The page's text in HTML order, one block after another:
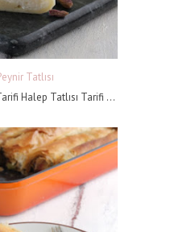
Tatlısı
Halep Tatlısı Tarifi ...